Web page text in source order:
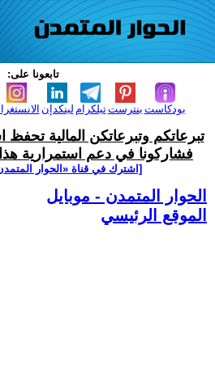
تابعونا على:
لينكدإن تيلكرامبنترست بودكاست
تبرعاتكم وتبرعاتكن المالية تحفظ
فشاركونا في دعم استمرارية
[اشترك في قناة ‫«الحوار
الحوار المتمدن - موبايل
الموقع الرئيسي